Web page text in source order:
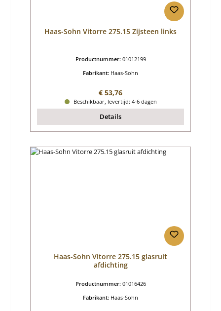
Haas-Sohn Vitorre 275.15 Zijsteen links
Productnummer: 01012199
Fabrikant: Haas-Sohn
Normale prijs:
€ 53,76
Beschikbaar, levertijd: 4-6 dagen
Details
Haas-Sohn Vitorre 275.15 glasruit
afdichting
Productnummer: 01016426
Fabrikant: Haas-Sohn